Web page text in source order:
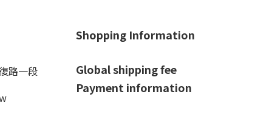
路一段
Shopping Information
Global shipping fee
Payment information